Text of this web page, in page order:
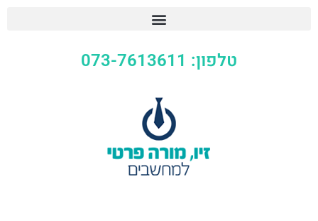
טלפון: 073-7613611